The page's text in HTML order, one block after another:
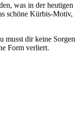
was in der heutigen
schöne Kürbis-Motiv,
musst dir keine Sorgen
Form verliert.